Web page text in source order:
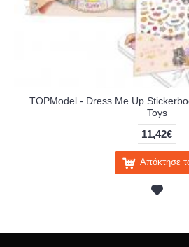
TOPModel - Dress Me Up
Toys
11,42€
Απόκτησε